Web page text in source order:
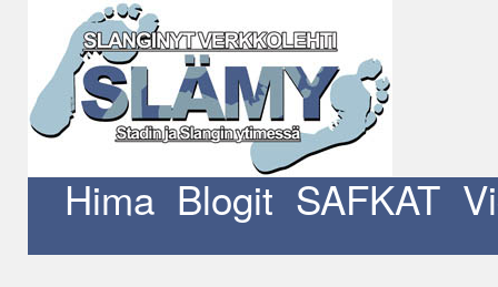
Hima Blogit SAFKAT